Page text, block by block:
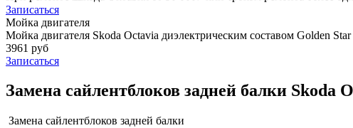
Записаться
Мойка двигателя
Мойка двигателя Skoda Octavia диэлектрическим составом Golden
3961 руб
Записаться
Замена сайлентблоков задней балки Skoda
Замена сайлентблоков задней балки